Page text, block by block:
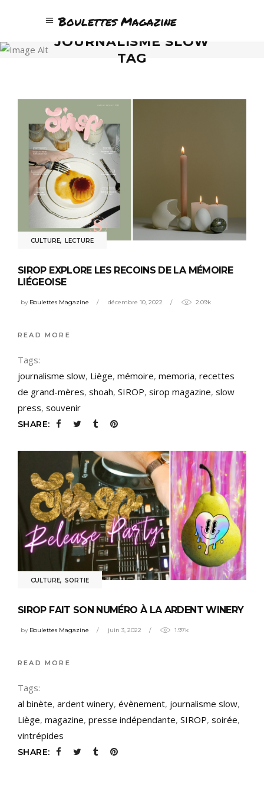
Boulettes Magazine
JOURNALISME SLOW
TAG
CULTURE, LECTURE
SIROP EXPLORE LES RECOINS DE LA MÉMOIRE
LIÉGEOISE
by Boulettes Magazine décembre 10, 2022 2.09k
READ MORE
Tags:
journalisme slow, Liège, mémoire, memoria, recettes
de grand-mères, shoah, SIROP, sirop magazine, slow
press, souvenir
SHARE:
CULTURE, SORTIE
SIROP FAIT SON NUMÉRO À LA ARDENT WINERY
by Boulettes Magazine juin 3, 2022 1.97k
READ MORE
Tags:
al binète, ardent winery, évènement, journalisme slow,
Liège, magazine, presse indépendante, SIROP, soirée,
vintrépides
SHARE: